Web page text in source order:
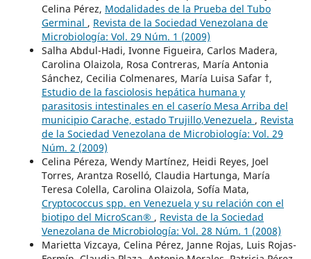
Celina Pérez, Modalidades de la Prueba del Tubo
Germinal , Revista de la Sociedad Venezolana de
Microbiología: Vol. 29 Núm. 1 (2009)
Salha Abdul-Hadi, Ivonne Figueira, Carlos Madera,
Carolina Olaizola, Rosa Contreras, María Antonia
Sánchez, Cecilia Colmenares, María Luisa Safar †,
Estudio de la fasciolosis hepática humana y
parasitosis intestinales en el caserío Mesa Arriba del
municipio Carache, estado Trujillo,Venezuela , Revista
de la Sociedad Venezolana de Microbiología: Vol. 29
Núm. 2 (2009)
Celina Péreza, Wendy Martínez, Heidi Reyes, Joel
Torres, Arantza Roselló, Claudia Hartunga, María
Teresa Colella, Carolina Olaizola, Sofía Mata,
Cryptococcus spp. en Venezuela y su relación con el
biotipo del MicroScan® , Revista de la Sociedad
Venezolana de Microbiología: Vol. 28 Núm. 1 (2008)
Marietta Vizcaya, Celina Pérez, Janne Rojas, Luis Rojas-